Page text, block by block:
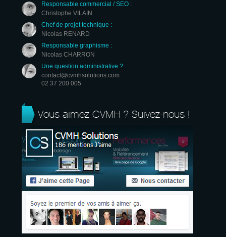
Responsable commercial / SEO :
Christophe VILAIN
Chef de projet technique :
Nicolas RENARD
Responsable graphisme :
Nicolas CHARRON
Une question administrative ?
contact@cvmhsolutions.com
02 37 200 005
Vous aimez CVMH ? Suivez-nous !